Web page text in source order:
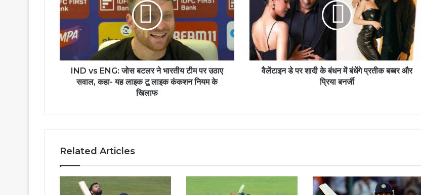
IND vs ENG: जोस बटलर ने भारतीय टीम पर उठाए
सवाल, कहा- यह लाइक टू लाइक कंकशन नियम के
खिलाफ
वैलेंटाइन डे पर शादी के बंधन में बंधेंगे प्रतीक बब्बर और
प्रिया बनर्जी
Related Articles